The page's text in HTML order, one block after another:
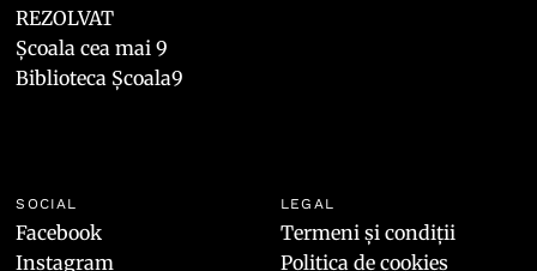
REZOLVAT
Școala cea mai 9
Biblioteca Școala9
SOCIAL
Facebook
Instagram
LEGAL
Termeni și condiții
Politica de cookies